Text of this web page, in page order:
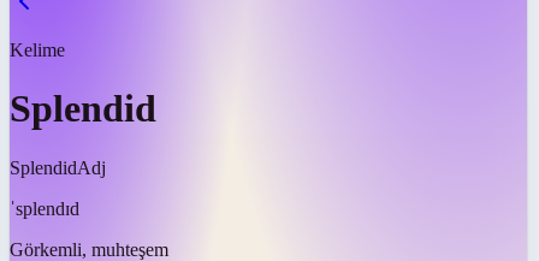
Kelime
Splendid
SplendidAdj
ˈsplendɪd
Görkemli, muhteşem